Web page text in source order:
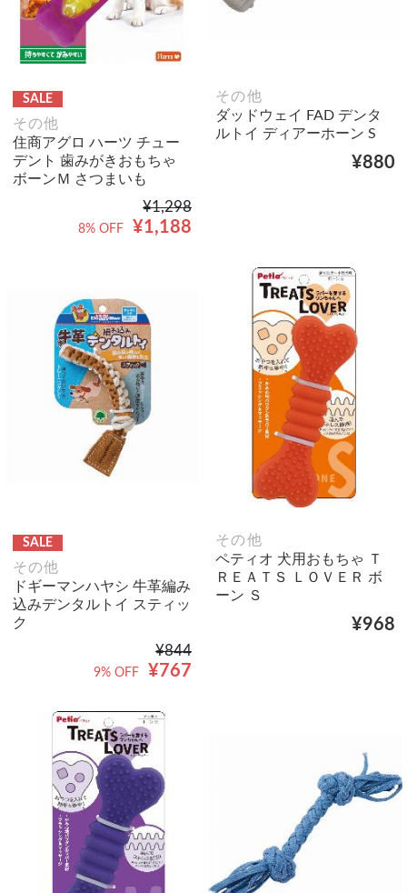
SALE
その他
住商アグロ ハーツ チュー
デント 歯みがきおもちゃ
ボーンＭ さつまいも
¥1,298
¥1,188
8% OFF
その他
ダッドウェイ FAD デンタ
ルトイ ディアーホーン S
¥880
SALE
その他
ドギーマンハヤシ 牛革編み
込みデンタルトイ スティッ
ク
¥844
¥767
9% OFF
その他
ペティオ 犬用おもちゃ Ｔ
ＲＥＡＴＳ ＬＯＶＥＲ ボ
ーン Ｓ
¥968